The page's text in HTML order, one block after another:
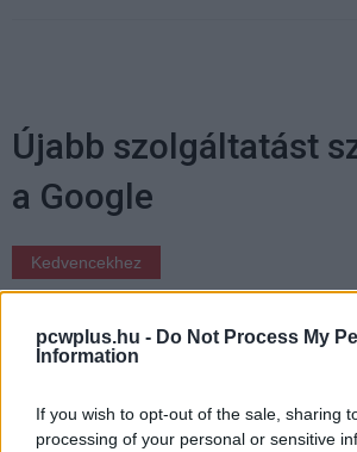
pcwplus.hu - Do Not Process My
Information
If you wish to opt-out of the sale, sharing
processing of your personal or sensitive
Újabb szolgáltatást
a Google
Kedvencekhez
dolog.